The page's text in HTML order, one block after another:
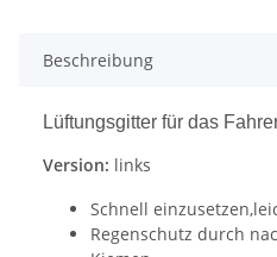
Beschreibung
Lüftungsgitter für das
Version: links
Schnell
Regenschutz durch